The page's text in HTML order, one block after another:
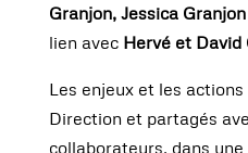
Granjon, Jessica
lien avec Hervé et David
Les enjeux et les
Direction et partagés
collaborateurs, dans